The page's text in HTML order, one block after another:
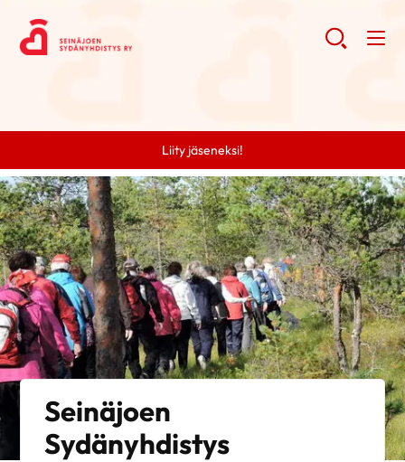
Liity jäseneksi!
Seinäjoen
Sydänyhdistys